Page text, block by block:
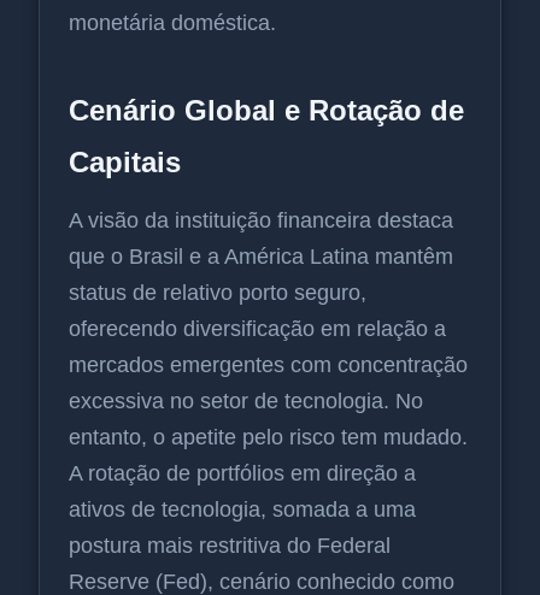
monetária doméstica.
Cenário Global e Rotação de
Capitais
A visão da instituição financeira destaca
que o Brasil e a América Latina mantêm
status de relativo porto seguro,
oferecendo diversificação em relação a
mercados emergentes com concentração
excessiva no setor de tecnologia. No
entanto, o apetite pelo risco tem mudado.
A rotação de portfólios em direção a
ativos de tecnologia, somada a uma
postura mais restritiva do Federal
Reserve (Fed), cenário conhecido como